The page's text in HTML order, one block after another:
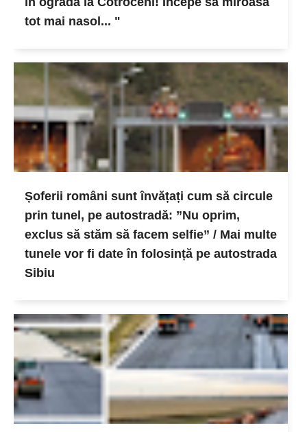
tot mai nasol... "
Șoferii români sunt învățați cum să circule
prin tunel, pe autostradă: ”Nu oprim,
exclus să stăm să facem selfie” / Mai multe
tunele vor fi date în folosință pe autostrada
Sibiu